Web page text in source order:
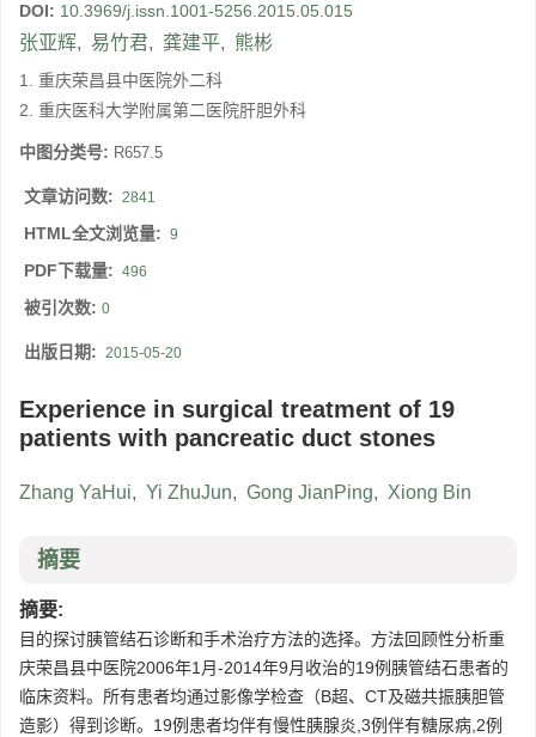
DOI: 10.3969/j.issn.1001-5256.2015.05.015
张亚辉, 易竹君, 龚建平, 熊彬
1. 重庆荣昌县中医院外二科
2. 重庆医科大学附属第二医院肝胆外科
中图分类号: R657.5
文章访问数: 2841
HTML全文浏览量: 9
PDF下载量: 496
被引次数: 0
出版日期: 2015-05-20
Experience in surgical treatment of 19
patients with pancreatic duct stones
Zhang YaHui, Yi ZhuJun, Gong JianPing, Xiong Bin
摘要
摘要:
目的探讨胰管结石诊断和手术治疗方法的选择。方法回顾性分析重
庆荣昌县中医院2006年1月-2014年9月收治的19例胰管结石患者的
临床资料。所有患者均通过影像学检查（B超、CT及磁共振胰胆管
造影）得到诊断。19例患者均伴有慢性胰腺炎,3例伴有糖尿病,2例